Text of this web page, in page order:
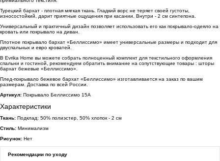
Турецкий бархат - плотная мягкая ткань. Гладкий ворс не теряет своей густоты,
износостойкий, дарит приятные ощущения при касании. Внутри - 2 см синтепона.
Универсальный и практичный дизайн позволяет использовать его как покрывало-одеяло на
кровать или покрывало на диван.
Плотное покрывало бархат «Беллиссимо» имеет универсальные размеры и подходит для
двуспальных и евро кроватей.
В Evrika Home вы можете собрать полноценный комплект для текстильного оформления
спальни и гостиной, рекомендуем обратить внимание на сопутствующие товары : шторы
бархат бежевые «Беллиссимо».
Плед-покрывало бежевое бархат «Беллиссимо» изготавливается на заказ по вашим
размерам. Доставка по всей России.
Артикул: Покрывало Беллиссимо 15А
Характеристики
Ткань: Подклад: 50% полиэстер, 50% хлопок - 2 см
Стиль: Минимализм
Рисунок: Нет
Рекомендации по уходу